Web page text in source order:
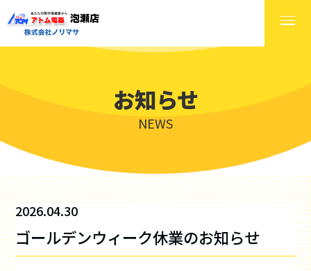
お知らせ
NEWS
ゴールデンウィーク休業のお知らせ
2026.04.30